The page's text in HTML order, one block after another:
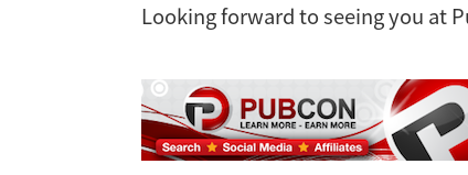
Looking forward to seeing you at